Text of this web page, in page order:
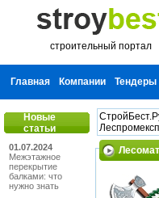
строительный портал
Главная Компании Тендеры
Новые
статьи
01.07.2024
Межэтажное
перекрытие
балками: что
нужно знать